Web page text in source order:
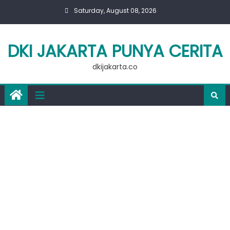
Saturday, August 08, 2026
DKI JAKARTA PUNYA CERITA
dkijakarta.co